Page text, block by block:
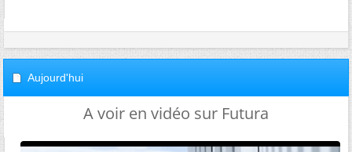
Aujourd'hui
A voir en vidéo sur Futura